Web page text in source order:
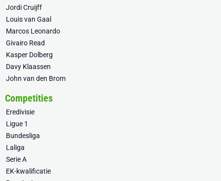
Jordi Cruijff
Louis van Gaal
Marcos Leonardo
Givairo Read
Kasper Dolberg
Davy Klaassen
John van den Brom
Competities
Eredivisie
Ligue 1
Bundesliga
Laliga
Serie A
EK-kwalificatie